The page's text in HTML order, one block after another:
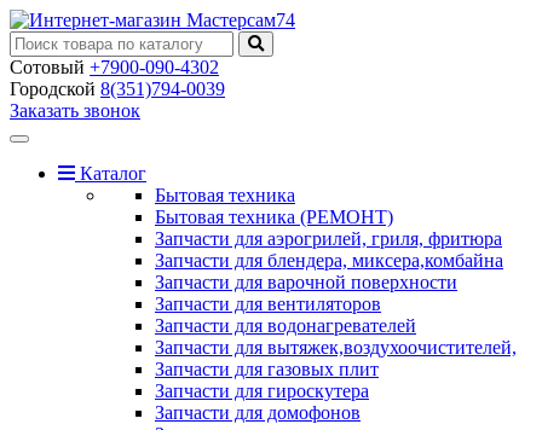
Сотовый +7900-090-4302
Городской 8(351)794-0039
Заказать звонок
Toggle
navigationКаталог
Бытовая техника
Бытовая техника (РЕМОНТ)
Запчасти для аэрогрилей, гриля, фритюра
Запчасти для блендера, миксера,комбайна
Запчасти для варочной поверхности
Запчасти для вентиляторов
Запчасти для водонагревателей
Запчасти для вытяжек,воздухоочистителей,
Запчасти для газовых плит
Запчасти для гироскутера
Запчасти для домофонов